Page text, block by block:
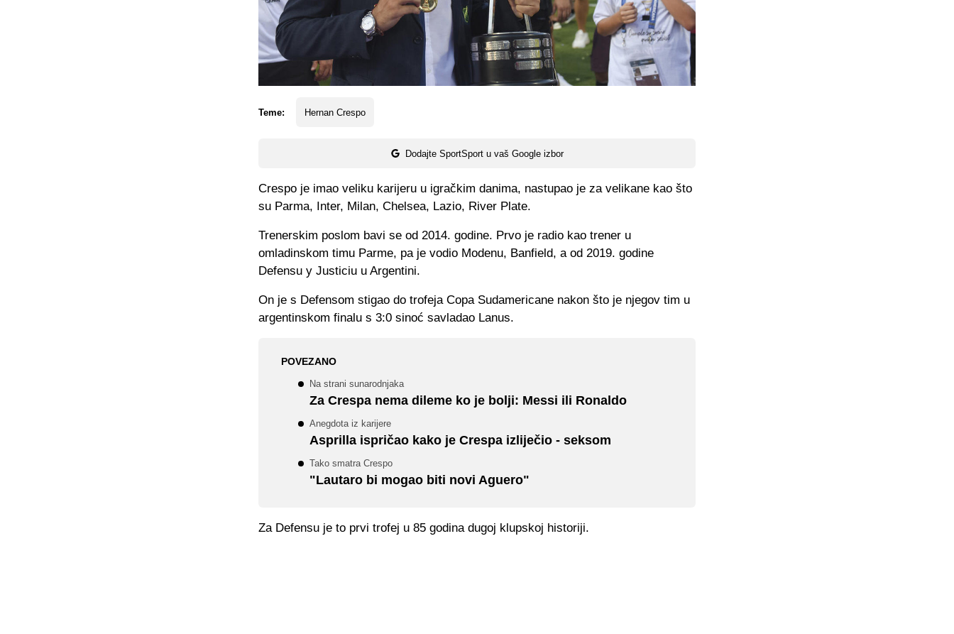
Teme: Hernan Crespo
Dodajte SportSport u vaš Google izbor
Crespo je imao veliku karijeru u igračkim danima, nastupao je za velikane kao što
su Parma, Inter, Milan, Chelsea, Lazio, River Plate.
Trenerskim poslom bavi se od 2014. godine. Prvo je radio kao trener u
omladinskom timu Parme, pa je vodio Modenu, Banfield, a od 2019. godine
Defensu y Justiciu u Argentini.
On je s Defensom stigao do trofeja Copa Sudamericane nakon što je njegov tim u
argentinskom finalu s 3:0 sinoć savladao Lanus.
POVEZANO
Na strani sunarodnjaka
Za Crespa nema dileme ko je bolji: Messi ili Ronaldo
Anegdota iz karijere
Asprilla ispričao kako je Crespa izliječio - seksom
Tako smatra Crespo
"Lautaro bi mogao biti novi Aguero"
Za Defensu je to prvi trofej u 85 godina dugoj klupskoj historiji.